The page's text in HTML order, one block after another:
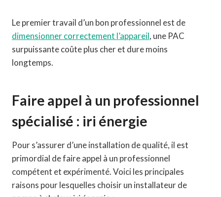
Le premier travail d’un bon professionnel est de
dimensionner correctement l’appareil, une PAC
surpuissante coûte plus cher et dure moins
longtemps.
Faire appel à un professionnel
spécialisé : iri énergie
Pour s’assurer d’une installation de qualité, il est
primordial de faire appel à un professionnel
compétent et expérimenté. Voici les principales
raisons pour lesquelles choisir un installateur de